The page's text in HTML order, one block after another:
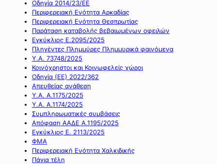
Οδηγία 2014/23/ΕΕ
Περιφερειακή Ενότητα Αρκαδίας
Περιφερειακή Ενότητα Θεσπρωτίας
Παράταση καταβολής βεβαιωμένων οφειλών
Εγκύκλιος Ε.2095/2025
Πληγέντες Πλημμύρες Πλημμυρικά φαινόμενα
Υ.Α. 73748/2025
Κοινόχρηστοι και Κοινωφελείς χώροι
Οδηγία (ΕΕ) 2022/362
Απευθείας ανάθεση
Υ.Α. Α.1175/2025
Υ.Α. Α.1174/2025
Συμπληρωματικές συμβάσεις
Απόφαση ΑΑΔΕ Α.1195/2025
Εγκύκλιος Ε. 2113/2025
ΦΜΑ
Περιφερειακή Ενότητα Χαλκιδικής
Πάγια τέλη